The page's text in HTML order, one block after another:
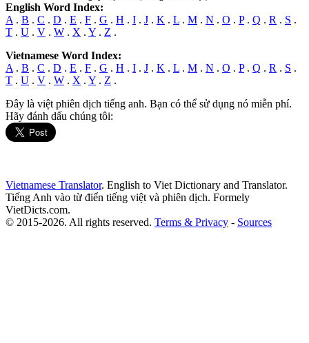
English Word Index:
A . B . C . D . E . F . G . H . I . J . K . L . M . N . O . P. Q . R . S .
T . U . V . W . X . Y . Z .
Vietnamese Word Index:
A . B . C . D . E . F . G . H . I . J . K . L . M . N . O . P. Q . R . S .
T . U . V . W . X . Y . Z .
Đây là việt phiên dịch tiếng anh. Bạn có thể sử dụng nó miễn phí.
Hãy đánh dấu chúng tôi:
Vietnamese Translator. English to Viet Dictionary and Translator.
Tiếng Anh vào từ điển tiếng việt và phiên dịch. Formely
VietDicts.com.
© 2015-2026. All rights reserved. Terms & Privacy - Sources